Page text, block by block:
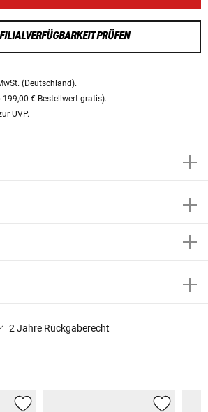
FILIALVERFÜGBARKEIT PRÜFEN
(Deutschland).
199,00 € Bestellwert gratis).
UVP.
2 Jahre Rückgaberecht